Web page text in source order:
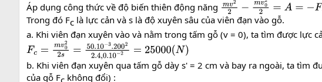
Áp dụng công thức về độ biến thiên động năng mv2 2− mv02 2= A= −F cs
Trong đó Fc​ là lực cản và s là độ xuyên sâu của viên đạn vào gỗ.
a. Khi viên đạn xuyên vào và nằm trong tấm gỗ (v = 0), ta tìm được lực
Fc= m v022 =50.10−3.200 22.4,0.10−2=25000
b. Khi viên đạn xuyên qua tấm gỗ dày s' = 2 cm và bay ra ngoài, ta tìm
của gỗ Fc​ không đổi) :